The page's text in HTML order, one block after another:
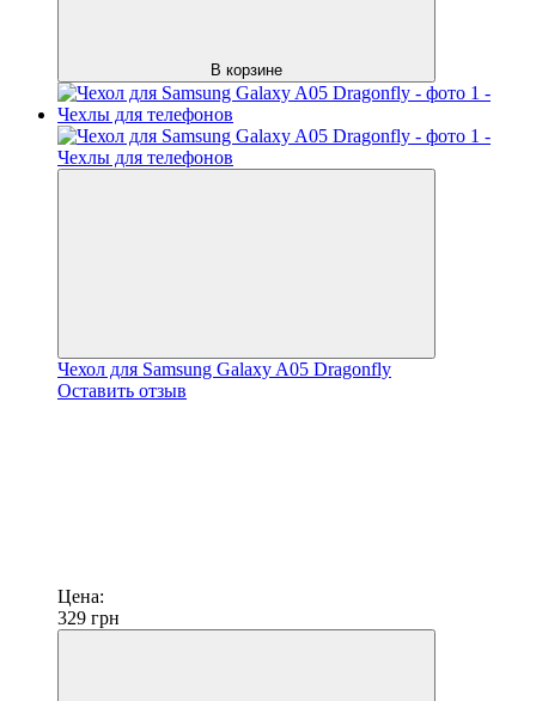
В корзине
Чехол для Samsung Galaxy A05 Dragonfly
Оставить отзыв
Цена:
329 грн